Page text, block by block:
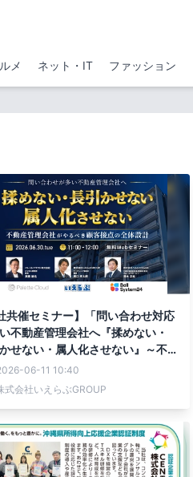
メ ネット・IT ファッション
共催セミナー】「問い合わせ対応
不動産管理会社へ『揉めない・
せない・属人化させない』～不
理会社が取り組むべき顧客接点
設計～」
06-11 10:40
式会社いえらぶGROUP